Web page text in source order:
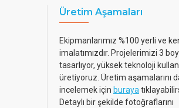
Üretim Aşamaları
Ekipmanlarımız %100 yerli ve
imalatımızdır. Projelerimizi 3
tasarlıyor, yüksek teknoloji
üretiyoruz. Üretim aşamalarını
incelemek için buraya
Detaylı bir şekilde fotoğraflarını